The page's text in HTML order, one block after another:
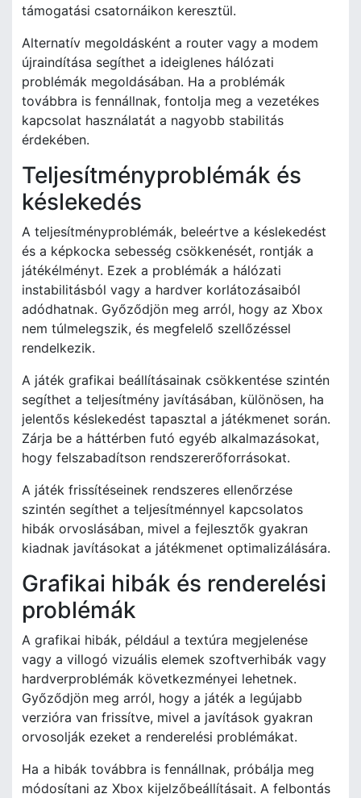
támogatási csatornáikon keresztül.
Alternatív megoldásként a router vagy a modem
újraindítása segíthet a ideiglenes hálózati
problémák megoldásában. Ha a problémák
továbbra is fennállnak, fontolja meg a vezetékes
kapcsolat használatát a nagyobb stabilitás
érdekében.
Teljesítményproblémák és
késlekedés
A teljesítményproblémák, beleértve a késlekedést
és a képkocka sebesség csökkenését, rontják a
játékélményt. Ezek a problémák a hálózati
instabilitásból vagy a hardver korlátozásaiból
adódhatnak. Győződjön meg arról, hogy az Xbox
nem túlmelegszik, és megfelelő szellőzéssel
rendelkezik.
A játék grafikai beállításainak csökkentése szintén
segíthet a teljesítmény javításában, különösen, ha
jelentős késlekedést tapasztal a játékmenet során.
Zárja be a háttérben futó egyéb alkalmazásokat,
hogy felszabadítson rendszererőforrásokat.
A játék frissítéseinek rendszeres ellenőrzése
szintén segíthet a teljesítménnyel kapcsolatos
hibák orvoslásában, mivel a fejlesztők gyakran
kiadnak javításokat a játékmenet optimalizálására.
Grafikai hibák és renderelési
problémák
A grafikai hibák, például a textúra megjelenése
vagy a villogó vizuális elemek szoftverhibák vagy
hardverproblémák következményei lehetnek.
Győződjön meg arról, hogy a játék a legújabb
verzióra van frissítve, mivel a javítások gyakran
orvosolják ezeket a renderelési problémákat.
Ha a hibák továbbra is fennállnak, próbálja meg
módosítani az Xbox kijelzőbeállításait. A felbontás